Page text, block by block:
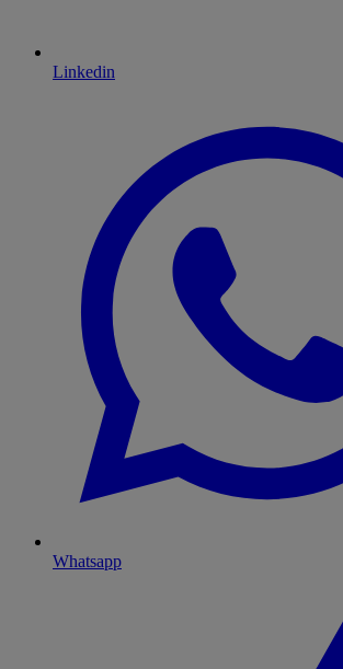
Linkedin
Whatsapp